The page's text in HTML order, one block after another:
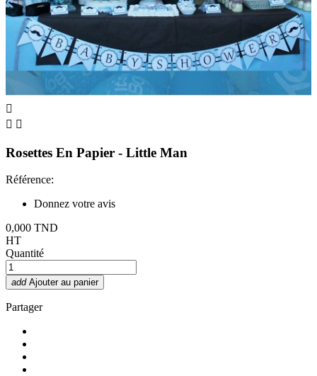

 
Rosettes En Papier - Little Man
Référence:
Donnez votre avis
0,000 TND
HT
Quantité
add Ajouter au panier
Partager